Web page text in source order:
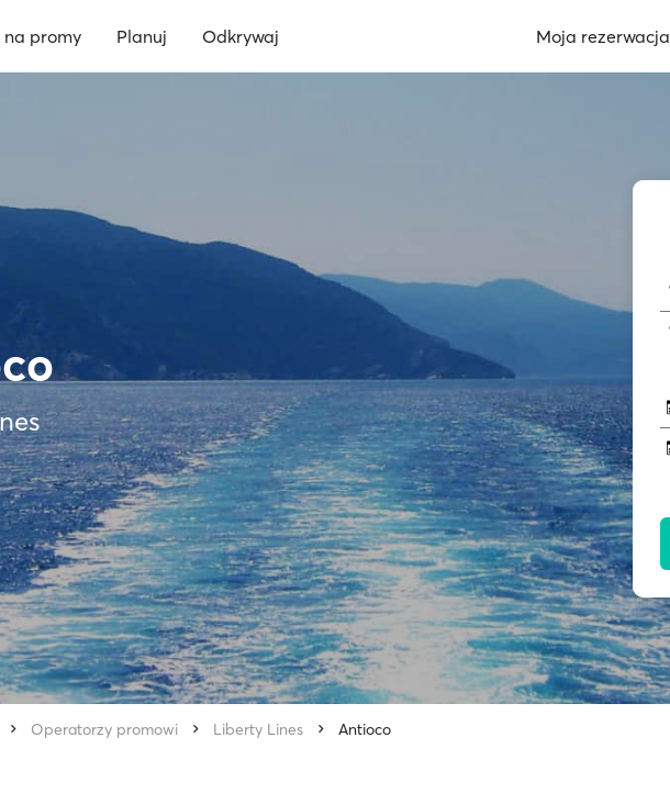
promy Planuj Odkrywaj Moja rezerwacja
Operatorzy promowi Liberty Lines Antioco